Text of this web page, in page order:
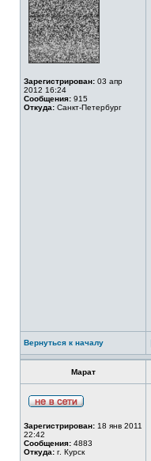
Зарегистрирован: 03 апр
2012 16:24
Сообщения: 915
Откуда: Санкт-Петербург
Вернуться к началу
Марат
Зарегистрирован: 18 янв 2011
22:42
Сообщения: 4883
Откуда: г. Курск